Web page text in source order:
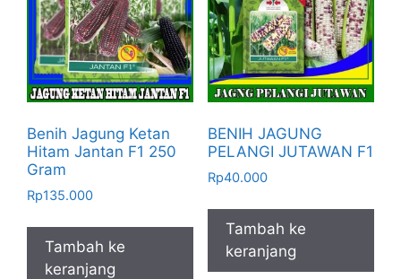
Benih Jagung Ketan
Hitam Jantan F1 250
Gram
Rp135.000
Tambah ke
keranjang
BENIH JAGUNG
PELANGI JUTAWAN F1
Rp40.000
Tambah ke
keranjang